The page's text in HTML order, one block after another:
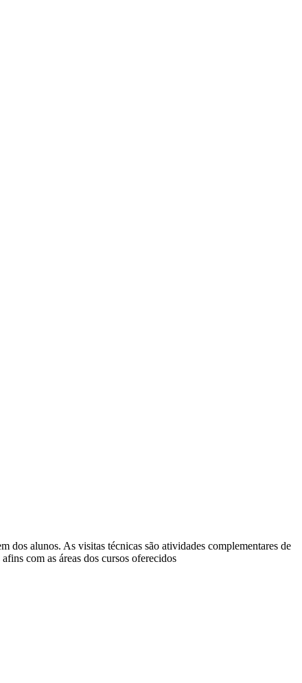
dos alunos. As visitas técnicas são atividades complementares de
com as áreas dos cursos oferecidos